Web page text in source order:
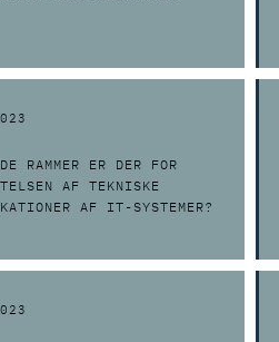
RAMMER ER DER FOR
AF TEKNISKE
AF IT-SYSTEMER?